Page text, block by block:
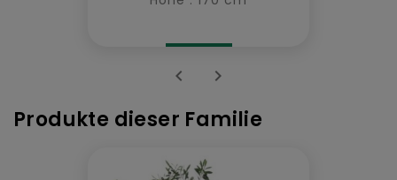
 
Produkte dieser Familie